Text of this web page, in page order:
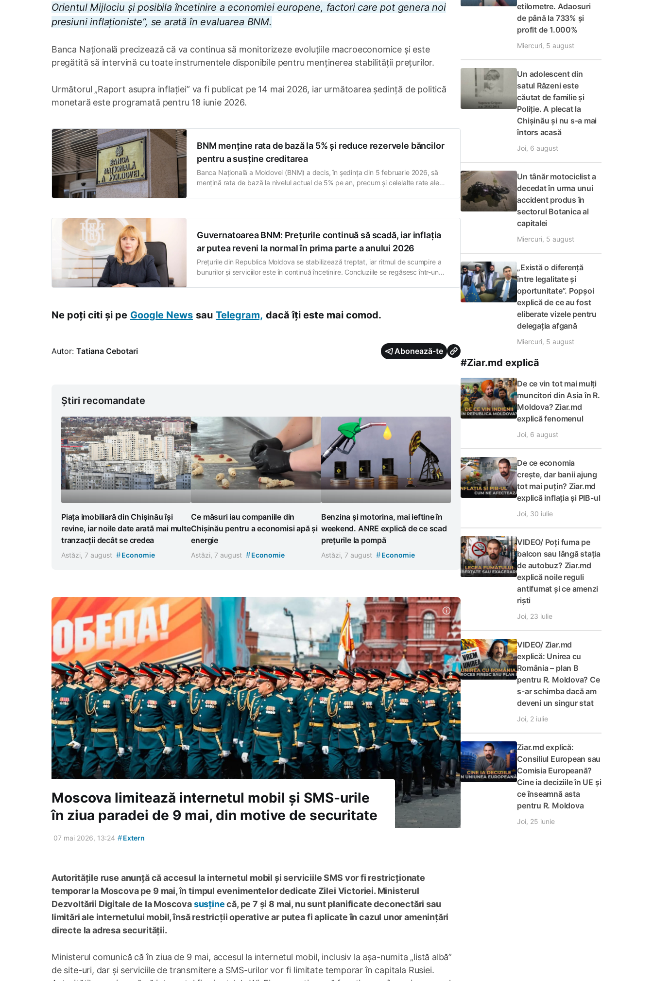
Orientul Mijlociu și posibila încetinire a economiei europene, factori care pot genera noi
presiuni inflaționiste”, se arată în evaluarea BNM.
Banca Națională precizează că va continua să monitorizeze evoluțiile macroeconomice și este
pregătită să intervină cu toate instrumentele disponibile pentru menținerea stabilității prețurilor.
Următorul „Raport asupra inflației” va fi publicat pe 14 mai 2026, iar următoarea ședință de politică
monetară este programată pentru 18 iunie 2026.
BNM menține rata de bază la 5% și reduce rezervele băncilor
pentru a susține creditarea
Banca Națională a Moldovei (BNM) a decis, în ședința din 5 februarie 2026, să
mențină rata de bază la nivelul actual de 5% pe an, precum și celelalte rate ale
Guvernatoarea BNM: Prețurile continuă să scadă, iar inflația
ar putea reveni la normal în prima parte a anului 2026
Prețurile din Republica Moldova se stabilizează treptat, iar ritmul de scumpire a
bunurilor și serviciilor este în continuă încetinire. Concluziile se regăsesc într-un
Ne poți citi și pe Google News sau Telegram, dacă îți este mai comod.
Autor: Tatiana Cebotari Abonează-te
Știri recomandate
Piața imobiliară din Chișinău își
revine, iar noile date arată mai multe
tranzacții decât se credea
Astăzi, 7 august #Economie
Ce măsuri iau companiile din
Chișinău pentru a economisi apă și
energie
Astăzi, 7 august #Economie
Benzina și motorina, mai ieftine în
weekend. ANRE explică de ce scad
prețurile la pompă
Astăzi, 7 august #Economie
Moscova limitează internetul mobil și SMS-urile
în ziua paradei de 9 mai, din motive de securitate
07 mai 2026, 13:24 #Extern
Autoritățile ruse anunță că accesul la internetul mobil și serviciile SMS vor fi restricționate
temporar la Moscova pe 9 mai, în timpul evenimentelor dedicate Zilei Victoriei. Ministerul
Dezvoltării Digitale de la Moscovasusținecă, pe 7 și 8 mai, nu sunt planificate deconectări sau
limitări ale internetului mobil, însă restricții operative ar putea fi aplicate în cazul unor amenințări
directe la adresa securității.
Ministerul comunică că în ziua de 9 mai, accesul la internetul mobil, inclusiv la așa-numita „listă albă”
de site-uri, dar și serviciile de transmitere a SMS-urilor vor fi limitate temporar în capitala Rusiei.
etilometre. Adaosuri
de până la 733% și
profit de 1.000%
Miercuri, 5 august
Un adolescent din
satul Răzeni este
căutat de familie și
Poliție. A plecat la
Chișinău și nu s-a mai
întors acasă
Joi, 6 august
Un tânăr motociclist a
decedat în urma unui
accident produs în
sectorul Botanica al
capitalei
Miercuri, 5 august
„Există o diferență
între legalitate și
oportunitate”. Popșoi
explică de ce au fost
eliberate vizele pentru
delegația afgană
Miercuri, 5 august
#Ziar.md explică
De ce vin tot mai mulți
muncitori din Asia în R.
Moldova? Ziar.md
explică fenomenul
Joi, 6 august
De ce economia
crește, dar banii ajung
tot mai puțin? Ziar.md
explică inflația și PIB-ul
Joi, 30 iulie
VIDEO/ Poți fuma pe
balcon sau lângă stația
de autobuz? Ziar.md
explică noile reguli
antifumat și ce amenzi
riști
Joi, 23 iulie
VIDEO/ Ziar.md
explică: Unirea cu
România – plan B
pentru R. Moldova? Ce
s-ar schimba dacă am
deveni un singur stat
Joi, 2 iulie
Ziar.md explică:
Consiliul European sau
Comisia Europeană?
Cine ia deciziile în UE și
ce înseamnă asta
pentru R. Moldova
Joi, 25 iunie